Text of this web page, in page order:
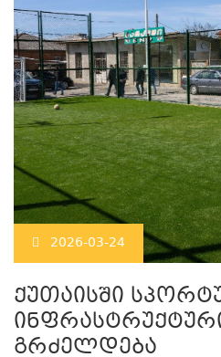
2026-03-24
ქუთაისში
გრძელდება